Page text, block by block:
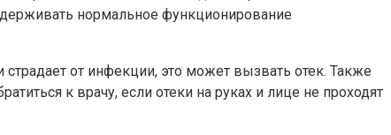
нормальное функционирование
от инфекции, это может вызвать отек. Также
к врачу, если отеки на руках и лице не проходят